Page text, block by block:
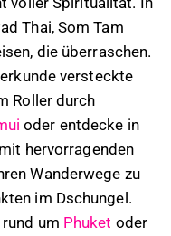
Thai, Som Tam
die überraschen.
versteckte
Roller durch
oder entdecke in
hervorragenden
Wanderwege zu
im Dschungel.
um Phuket oder